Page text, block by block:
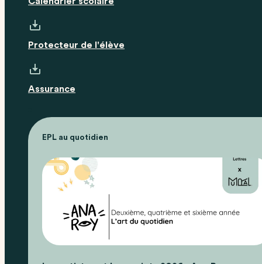
Protecteur de l'élève
Assurance
EPL au quotidien